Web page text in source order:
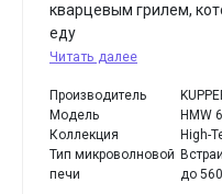
кварцевым грилем,
еду
Читать далее
Производитель
Модель
HMW
Коллекция
High-
Тип микроволновой
печи
до